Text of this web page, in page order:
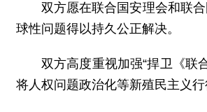
双方愿在联合国安理会和联
球性问题得以持久公正解决。
双方高度重视加强“捍卫《联
将人权问题政治化等新殖民主义行